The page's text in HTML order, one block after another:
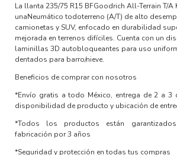
La llanta 235/75 R15 BFGoodrich All-Terrain T/A
unaNeumático todoterreno (A/T) de alto
camionetas y SUV, enfocado en durabilidad
mejorada en terrenos difíciles. Cuenta con un
laminillas 3D autobloqueantes para uso
dentados para barro/nieve.
Beneficios de comprar con nosotros
*Envío gratis a todo México, entrega de 2 a 3
disponibilidad de producto y ubicación de
*Todos los productos están
fabricación por 3 años
*Seguridad y protección en todas tus compras